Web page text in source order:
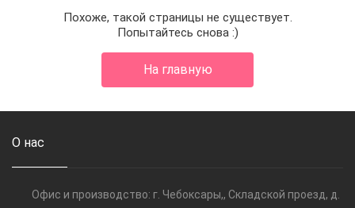
Похоже, такой страницы не существует.
Попытайтесь снова :)
На главную
О нас
Офис и производство: г. Чебоксары,, Складской проезд, д.